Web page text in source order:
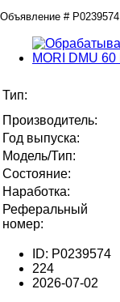
Объявление # P0239574
Тип:
Производитель:
Год выпуска:
Модель/Тип:
Состояние:
Наработка:
Реферальный
номер:
ID: P0239574
224
2026-07-02